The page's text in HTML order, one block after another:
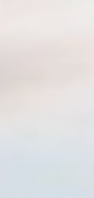
手座☆午後九時 Don't be
手座☆午後九時 Don't be